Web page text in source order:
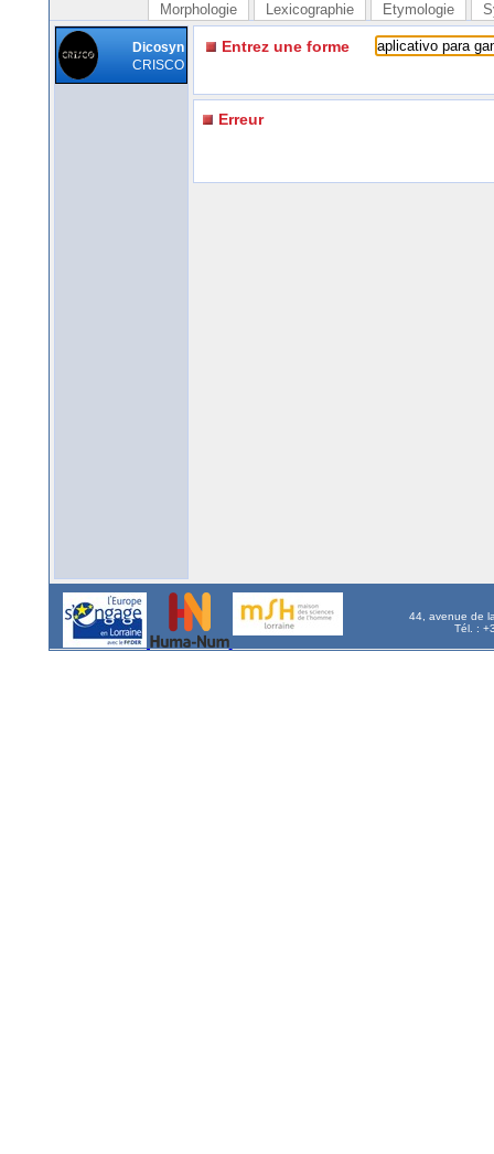
Morphologie Lexicographie Etymologie
Dicosyn
CRISCO
Entrez une forme
Erreur
44, avenue de
Tél. :